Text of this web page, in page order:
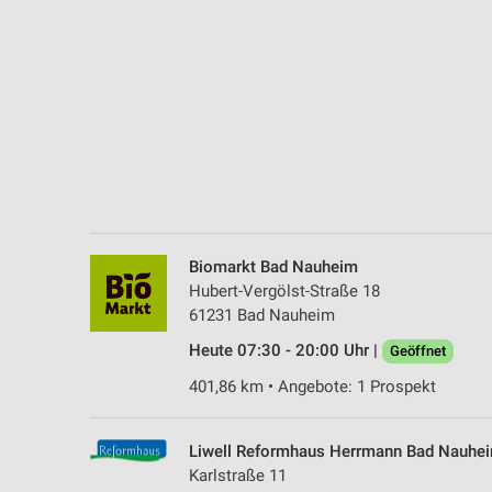
Biomarkt Bad Nauheim
Hubert-Vergölst-Straße 18
61231 Bad Nauheim
Heute 07:30 - 20:00 Uhr |
Geöffnet
401,86 km • Angebote: 1 Prospekt
Liwell Reformhaus Herrmann Bad
Karlstraße 11
Geräte anhand von aktiv angeforderten Informationen
Nicht-IAB-Verarbeitungszwecke:
Funktional